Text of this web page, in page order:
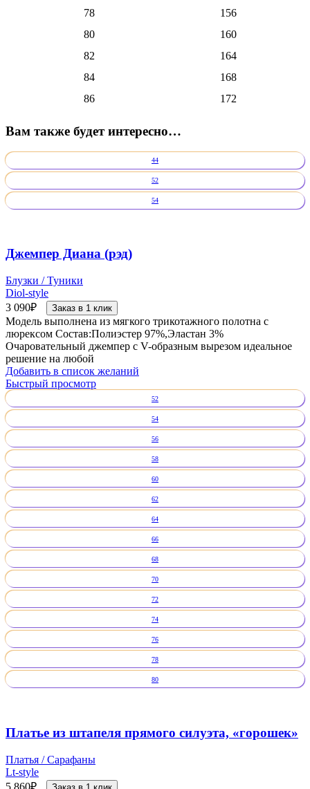
78
156
80
160
82
164
84
168
86
172
Вам также будет интересно…
44
52
54
Джемпер Диана (рэд)
Блузки / Туники
Diol-style
3 090₽ Заказ в 1 клик
Модель выполнена из мягкого трикотажного полотна с
люрексом Состав:Полиэстер 97%,Эластан 3%
Очаровательный джемпер с V-образным вырезом идеальное
решение на любой
Добавить в список желаний
Быстрый просмотр
52
54
56
58
60
62
64
66
68
70
72
74
76
78
80
Платье из штапеля прямого силуэта, «горошек»
Платья / Сарафаны
Lt-style
5 860₽